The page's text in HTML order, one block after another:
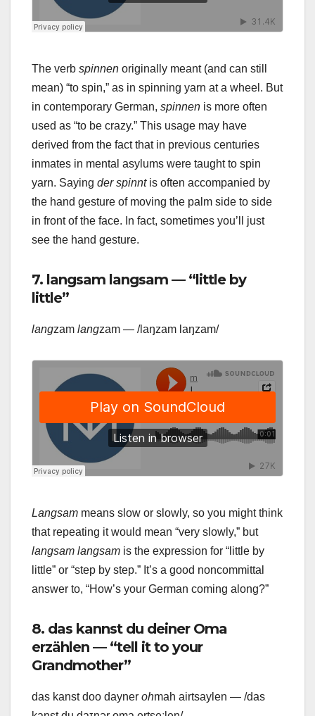
The verb spinnen originally meant (and can still
mean) “to spin,” as in spinning yarn at a wheel. But
in contemporary German, spinnen is more often
used as “to be crazy.” This usage may have
derived from the fact that in previous centuries
inmates in mental asylums were taught to spin
yarn. Saying der spinntis often accompanied by
the hand gesture of moving the palm side to side
in front of the face. In fact, sometimes you’ll just
see the hand gesture.
7. langsam langsam — “little by
little”
langzam langzam — /laŋzam laŋzam/
Langsam means slow or slowly, so you might think
that repeating it would mean “very slowly,” but
langsam langsam is the expression for “little by
little” or “step by step.” It’s a good noncommittal
answer to, “How’s your German coming along?”
8. das kannst du deiner Oma
erzählen — “tell it to your
Grandmother”
das kanst doo dayner ohmah airtsaylen — /das